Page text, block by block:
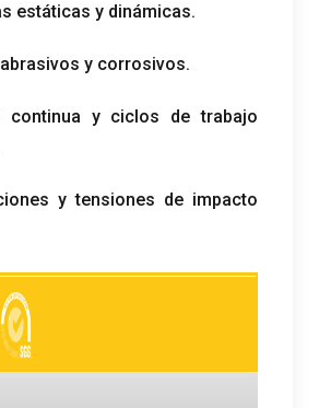
estáticas y dinámicas.
y corrosivos.
continua y ciclos de trabajo
y tensiones de impacto